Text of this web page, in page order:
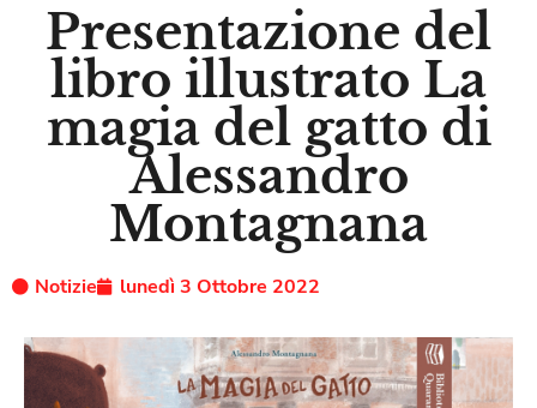
Presentazione del
libro illustrato La
magia del gatto di
Alessandro
Montagnana
Notizie lunedì 3 Ottobre 2022